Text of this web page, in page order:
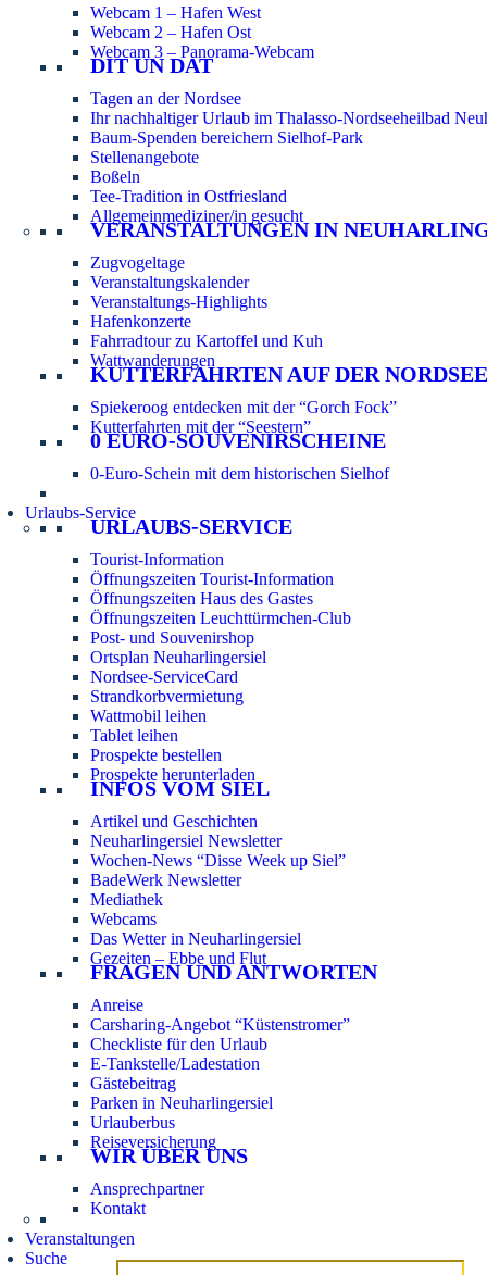
Webcam 1 – Hafen West
Webcam 2 – Hafen Ost
Webcam 3 – Panorama-Webcam
DIT UN DAT
Tagen an der Nordsee
Ihr nachhaltiger Urlaub im Thalasso-Nordseeheilbad
Baum-Spenden bereichern Sielhof-Park
Stellenangebote
Boßeln
Tee-Tradition in Ostfriesland
Allgemeinmediziner/in gesucht
VERANSTALTUNGEN IN
Zugvogeltage
Veranstaltungskalender
Veranstaltungs-Highlights
Hafenkonzerte
Fahrradtour zu Kartoffel und Kuh
Wattwanderungen
KUTTERFAHRTEN AUF DER NORDSEE
Spiekeroog entdecken mit der “Gorch Fock”
Kutterfahrten mit der “Seestern”
0 EURO-SOUVENIRSCHEINE
0-Euro-Schein mit dem historischen Sielhof
Urlaubs-Service
URLAUBS-SERVICE
Tourist-Information
Öffnungszeiten Tourist-Information
Öffnungszeiten Haus des Gastes
Öffnungszeiten Leuchttürmchen-Club
Post- und Souvenirshop
Ortsplan Neuharlingersiel
Nordsee-ServiceCard
Strandkorbvermietung
Wattmobil leihen
Tablet leihen
Prospekte bestellen
Prospekte herunterladen
INFOS VOM SIEL
Artikel und Geschichten
Neuharlingersiel Newsletter
Wochen-News “Disse Week up Siel”
BadeWerk Newsletter
Mediathek
Webcams
Das Wetter in Neuharlingersiel
Gezeiten – Ebbe und Flut
FRAGEN UND ANTWORTEN
Anreise
Carsharing-Angebot “Küstenstromer”
Checkliste für den Urlaub
E-Tankstelle/Ladestation
Gästebeitrag
Parken in Neuharlingersiel
Urlauberbus
Reiseversicherung
WIR ÜBER UNS
Ansprechpartner
Kontakt
Veranstaltungen
Suche